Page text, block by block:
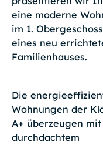
eine moderne
im 1. Obergeschoss
eines neu
Familienhauses.
Die
Wohnungen der
A+ überzeugen mit
durchdachtem